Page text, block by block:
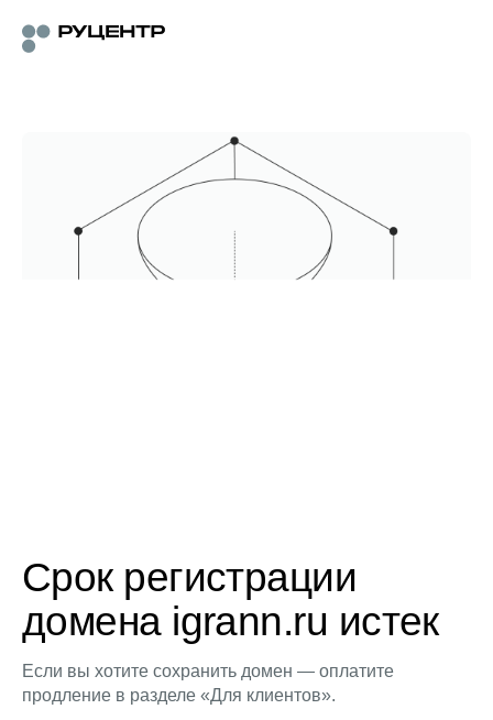
Срок регистрации
домена igrann.ru истек
Если вы хотите сохранить домен — оплатите
продление в разделе «Для клиентов».